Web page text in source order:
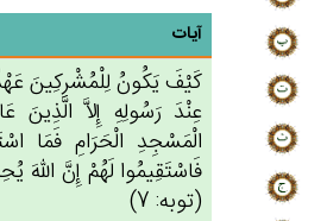
آیات
كَيْف‌َ يَكُون‌ُ لِلْمُشْرِكِين‌َ
عِنْدَ رَسُولِه‌ِ إِلاَّ الَّذِين‌َ
الْمَسْجِدِ الْحَرَام‌ِ فَمَا
فَاسْتَقِيمُوا لَهُم‌ْ إِن‌َّ الله‌َ
(توبه: 7)